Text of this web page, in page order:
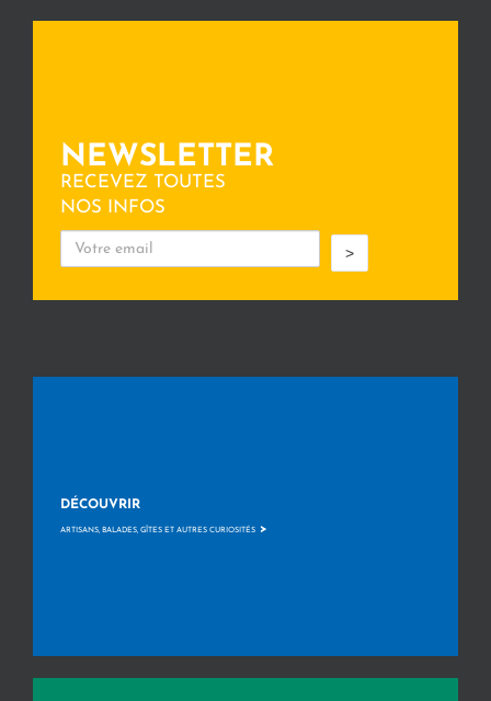
NEWSLETTER
RECEVEZ TOUTES
NOS INFOS
>
DÉCOUVRIR
ARTISANS, BALADES, GÎTES ET AUTRES CURIOSITÉS >